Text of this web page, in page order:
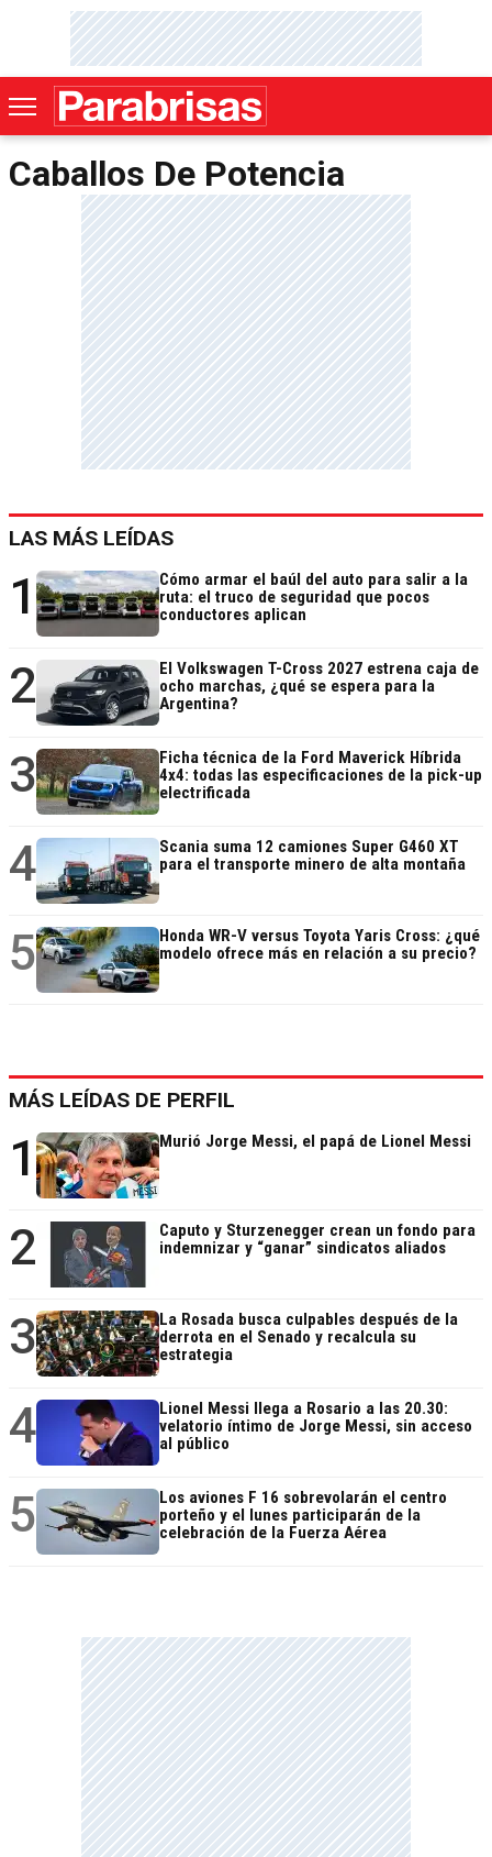
Caballos De Potencia
LAS MÁS LEÍDAS
1
Cómo armar el baúl del auto para salir a la
ruta: el truco de seguridad que pocos
conductores aplican
2
El Volkswagen T-Cross 2027 estrena caja de
ocho marchas, ¿qué se espera para la
Argentina?
3
Ficha técnica de la Ford Maverick Híbrida
4x4: todas las especificaciones de la pick-up
electrificada
4
Scania suma 12 camiones Super G460 XT
para el transporte minero de alta montaña
5
Honda WR-V versus Toyota Yaris Cross: ¿qué
modelo ofrece más en relación a su precio?
MÁS LEÍDAS DE PERFIL
1 Murió Jorge Messi, el papá de Lionel Messi
2
Caputo y Sturzenegger crean un fondo para
indemnizar y “ganar” sindicatos aliados
3
La Rosada busca culpables después de la
derrota en el Senado y recalcula su
estrategia
4
Lionel Messi llega a Rosario a las 20.30:
velatorio íntimo de Jorge Messi, sin acceso
al público
5
Los aviones F 16 sobrevolarán el centro
porteño y el lunes participarán de la
celebración de la Fuerza Aérea